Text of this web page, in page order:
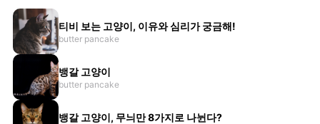
티비 보는 고양이, 이유와 심리가 궁금해!
butter pancake
뱅갈 고양이
butter pancake
뱅갈 고양이, 무늬만 8가지로 나뉜다?